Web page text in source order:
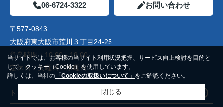
06-6724-3322 お問い合わせ
〒577-0843
大阪府東大阪市荒川３丁目24-25
営業時間： 10:00～19:00
定休日：火曜日 水曜日
トップページ
当サイトでは、お客様の当サイト利用状況把握、サービス向上検討を目的と
して、クッキー（Cookie）を使用しています。
詳しくは、当社の 「Cookieの取扱いについて」 をご確認ください。
閉じる